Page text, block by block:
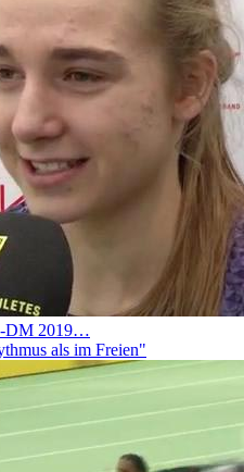
DM 2019…
als im Freien"